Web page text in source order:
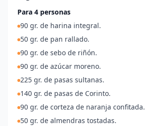
Para 4 personas
90 gr. de harina integral.
50 gr. de pan rallado.
90 gr. de sebo de riñón.
90 gr. de azúcar moreno.
225 gr. de pasas sultanas.
140 gr. de pasas de Corinto.
90 gr. de corteza de naranja confitada.
50 gr. de almendras tostadas.